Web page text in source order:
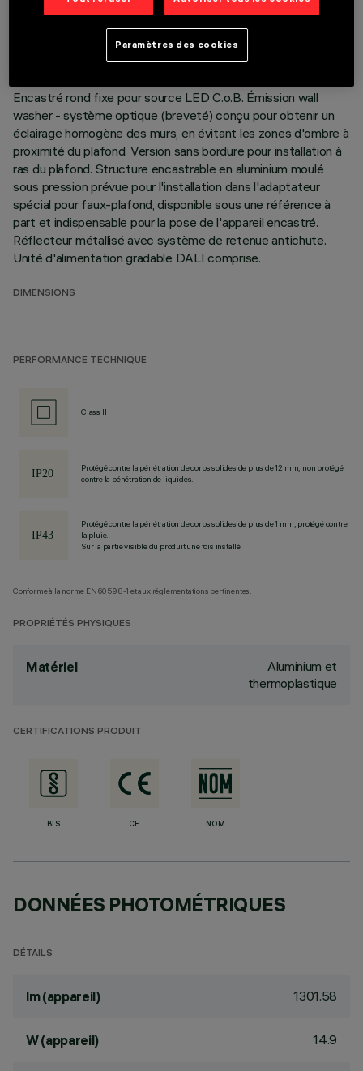
DERNIÈRE MISE À JOUR: 01/08/2026
Encastré rond fixe pour source LED C.o.B. Émission wall
washer - système optique (breveté) conçu pour obtenir un
éclairage homogène des murs, en évitant les zones d'ombre à
proximité du plafond. Version sans bordure pour installation à
ras du plafond. Structure encastrable en aluminium moulé
sous pression prévue pour l'installation dans l'adaptateur
spécial pour faux-plafond, disponible sous une référence à
part et indispensable pour la pose de l'appareil encastré.
Réflecteur métallisé avec système de retenue antichute.
Unité d'alimentation gradable DALI comprise.
DIMENSIONS
PERFORMANCE TECHNIQUE
Class II
Protégé contre la pénétration de corps solides de plus de 12 mm, non protégé
contre la pénétration de liquides.
Protégé contre la pénétration de corps solides de plus de 1 mm, protégé contre
la pluie.
Sur la partie visible du produit une fois installé
Conforme à la norme EN60598-1 et aux réglementations pertinentes.
PROPRIÉTÉS PHYSIQUES
Matériel
Aluminium et
thermoplastique
CERTIFICATIONS PRODUIT
BIS CE NOM
DONNÉES PHOTOMÉTRIQUES
DÉTAILS
lm (appareil) 1301.58
W (appareil) 14.9
Paramètres des cookies